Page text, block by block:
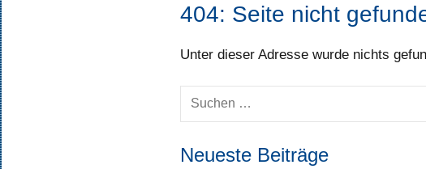
404: Seite nicht
Unter dieser Adresse wurde nichts
Suchen
nach:
Neueste Beiträge